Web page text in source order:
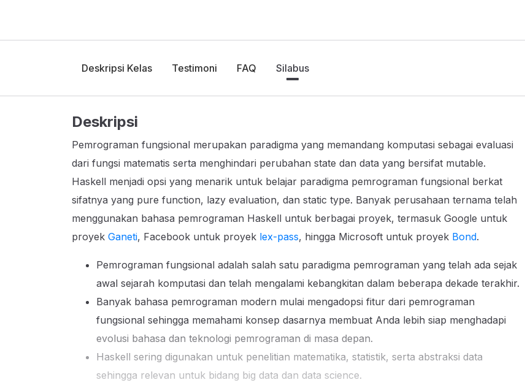
Deskripsi Kelas Testimoni FAQ Silabus
Deskripsi
Pemrograman fungsional merupakan paradigma yang memandang komputasi sebagai evaluasi
dari fungsi matematis serta menghindari perubahan state dan data yang bersifat mutable.
Haskell menjadi opsi yang menarik untuk belajar paradigma pemrograman fungsional berkat
sifatnya yang pure function, lazy evaluation, dan static type. Banyak perusahaan ternama telah
menggunakan bahasa pemrograman Haskell untuk berbagai proyek, termasuk Google untuk
proyek Ganeti, Facebook untuk proyek lex-pass, hingga Microsoft untuk proyek Bond.
Pemrograman fungsional adalah salah satu paradigma pemrograman yang telah ada sejak
awal sejarah komputasi dan telah mengalami kebangkitan dalam beberapa dekade terakhir.
Banyak bahasa pemrograman modern mulai mengadopsi fitur dari pemrograman
fungsional sehingga memahami konsep dasarnya membuat Anda lebih siap menghadapi
evolusi bahasa dan teknologi pemrograman di masa depan.
Haskell sering digunakan untuk penelitian matematika, statistik, serta abstraksi data
sehingga relevan untuk bidang big data dan data science.